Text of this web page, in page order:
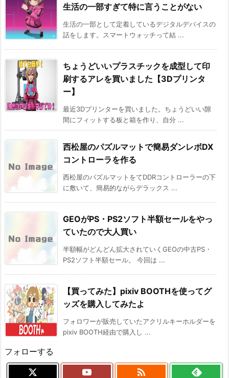
生活の一部すぎて特に言うことがない
生活の一部として定着しているデジタルデバイスの
話をします。スマートウォッチって結 ...
ちょうどいいプラスチックを成型して印
刷するアレを買いました【3Dプリンタ
ー】
最近3Dプリンターを買いました。ちょうどいい隙
間にフィットする板と箱を作り、自分 ...
西松屋のパズルマットで簡易ダンレボDX
コントローラを作る
西松屋のパズルマットをてDDRコントローラーの下
に敷いて、簡易的ながらデラックス ...
GEOがPS・PS2ソフト半額セールをやっ
ていたので大人買い
半額幅がどんどん拡大されていくGEOの中古PS・
PS2ソフト半額セール。 今回は ...
【買ってみた】pixiv BOOTHを使ってグ
ッズを購入してみたよ
フォロワーが販売していたアクリルキーホルダーを
pixiv BOOTH経由で購入し ...
フォローする
